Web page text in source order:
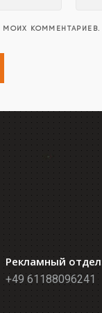
МОИХ КОММЕНТАРИЕВ.
Рекламный
+49 61188096241